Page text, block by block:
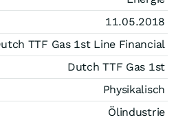
11.05.2018
TTF Gas 1st Line Financial
Dutch TTF Gas 1st
Physikalisch
Ölindustrie